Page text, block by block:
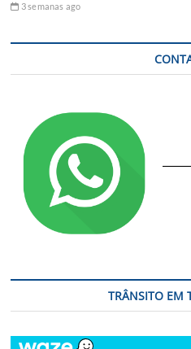
3 semanas ago
TRÂNSITO EM